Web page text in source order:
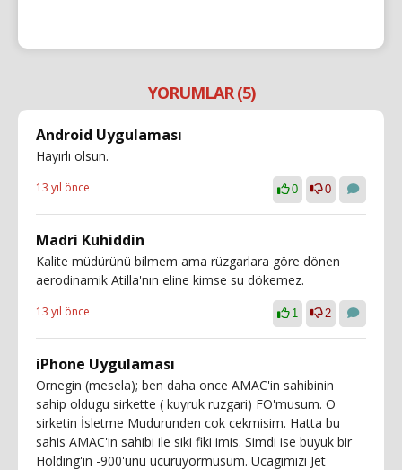
YORUMLAR (5)
Android Uygulaması
Hayırlı olsun.
13 yıl önce 0 0
Madri Kuhiddin
Kalite müdürünü bilmem ama rüzgarlara göre dönen
aerodinamik Atilla'nın eline kimse su dökemez.
13 yıl önce 1 2
iPhone Uygulaması
Ornegin (mesela); ben daha once AMAC'in sahibinin
sahip oldugu sirkette ( kuyruk ruzgari) FO'musum. O
sirketin İsletme Mudurunden cok cekmisim. Hatta bu
sahis AMAC'in sahibi ile siki fiki imis. Simdi ise buyuk bir
Holding'in -900'unu ucuruyormusum. Ucagimizi Jet